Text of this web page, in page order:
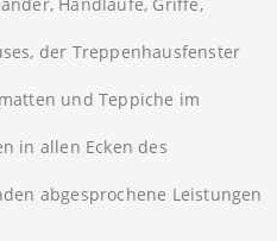
der Treppenhausfenster
und Teppiche im
in allen Ecken des
abgesprochene Leistungen